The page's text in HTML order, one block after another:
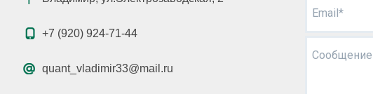
+7 (920) 924-71-44
quant_vladimir33@mail.ru
Email*
Сообщение